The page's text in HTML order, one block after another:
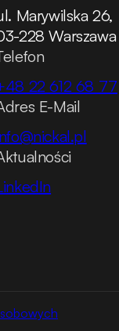
Marywilska 26,
228 Warszawa
22 612 68 77
E-Mail